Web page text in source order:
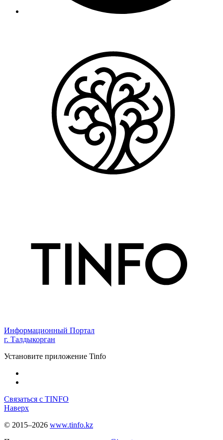
Информационный Портал
г. Талдыкорган
Установите приложение Tinfo
Связаться с TINFO
Наверх
© 2015–2026 www.tinfo.kz